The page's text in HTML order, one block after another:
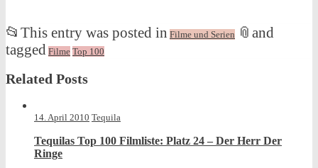
📂 This entry was posted in Filme und Serien 📎 and
tagged Filme Top 100
Related Posts
14. April 2010 Tequila
Tequilas Top 100 Filmliste: Platz 24 – Der Herr Der
Ringe